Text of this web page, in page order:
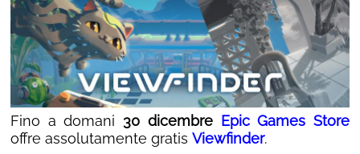
Fino a domani 30 dicembre Epic Games Store
offre assolutamente gratis Viewfinder.